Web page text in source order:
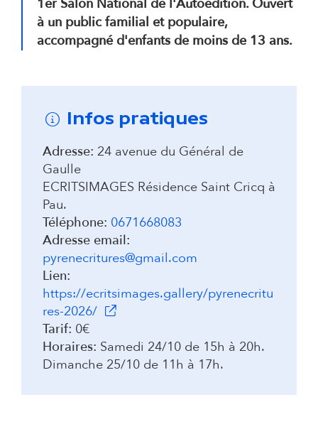
1er Salon National de l'Autoédition. Ouvert
à un public familial et populaire,
accompagné d'enfants de moins de 13 ans.
Infos pratiques
Adresse: 24 avenue du Général de
Gaulle
ECRITSIMAGES Résidence Saint Cricq à
Pau.
Téléphone: 0671668083
Adresse email:
pyrenecritures@gmail.com
Lien:
https://ecritsimages.gallery/pyrenecritu
res-2026/ (s'ouvre dans un nouvel onglet)
Tarif: 0€
Horaires: Samedi 24/10 de 15h à 20h.
Dimanche 25/10 de 11h à 17h.